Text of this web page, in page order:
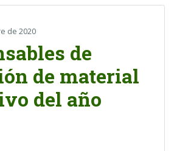
de 2020
de
de material
del año